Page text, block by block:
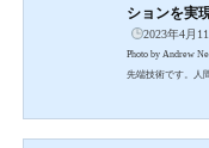
ションを実
2023年4月
Photo by Andrew
先端技術です。人